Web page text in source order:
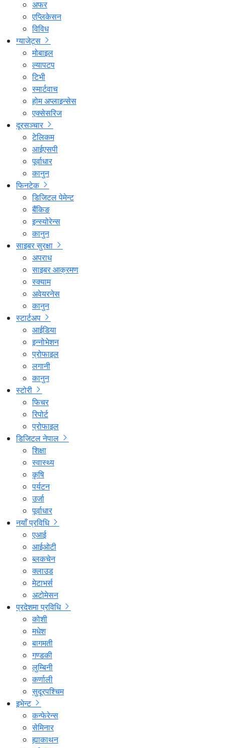
अफर
एप्लिकेसन
विविध
ग्याजेट्स
मोबाइल
ल्यापटप
टिभी
स्मार्टवाच
होम अप्लाइन्सेस
एक्सेसरिज
दूरसञ्चार
टेलिकम
आईएसपी
पूर्वाधार
कानुन
फिनटेक
डिजिटल पेमेन्ट
बैंकिङ
इन्स्योरेन्स
कानुन
साइबर सुरक्षा
अपराध
साइबर आक्रमण
स्क्याम
अवेयरनेस
कानुन
स्टार्टअप
आईडिया
इन्नोभेशन
प्रोफाइल
लगानी
कानुन
स्टोरी
फिचर
रिपोर्ट
प्रोफाइल
डिजिटल नेपाल
शिक्षा
स्वास्थ्य
कृषि
पर्यटन
उर्जा
पूर्वाधार
नयाँ प्रविधि
एआई
आईओटी
ब्लकचेन
क्लाउड
मेटाभर्स
अटोमेसन
प्रदेशमा प्रविधि
कोशी
मधेश
बागमती
गण्डकी
लुम्बिनी
कर्णाली
सुदूरपश्चिम
इभेन्ट
कन्फेरेन्स
सेमिनार
ह्याकाथन